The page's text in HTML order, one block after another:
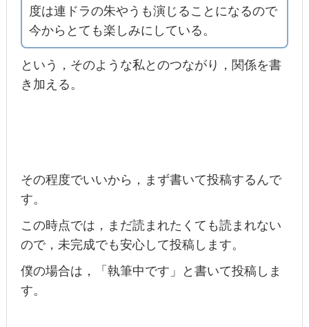
度は連ドラの朱やうも演じることになるので
今からとても楽しみにしている。
という，そのような私とのつながり，関係を書
き加える。
その程度でいいから，まず書いて投稿するんで
す。
この時点では，まだ読まれたくても読まれない
ので，未完成でも安心して投稿します。
僕の場合は，「執筆中です」と書いて投稿しま
す。